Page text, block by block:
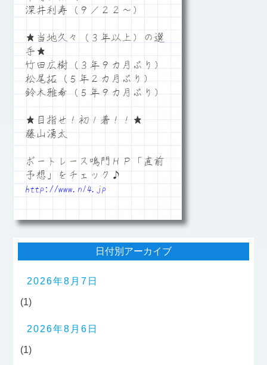
深井利寿（９／２２～）
★当地久々（３年以上）の選
手★
竹田広樹（３年９カ月ぶり）
松尾拓（５年２カ月ぶり）
鈴木雅希（５年９カ月ぶり）
★目指せ！初１着！！★
藤山湧太
ボートレース鳴門ＨＰ「直前
予想」をチェック♪
http://www.n14.jp
日付別アーカイブ
2026年8月7日
(1)
2026年8月6日
(1)